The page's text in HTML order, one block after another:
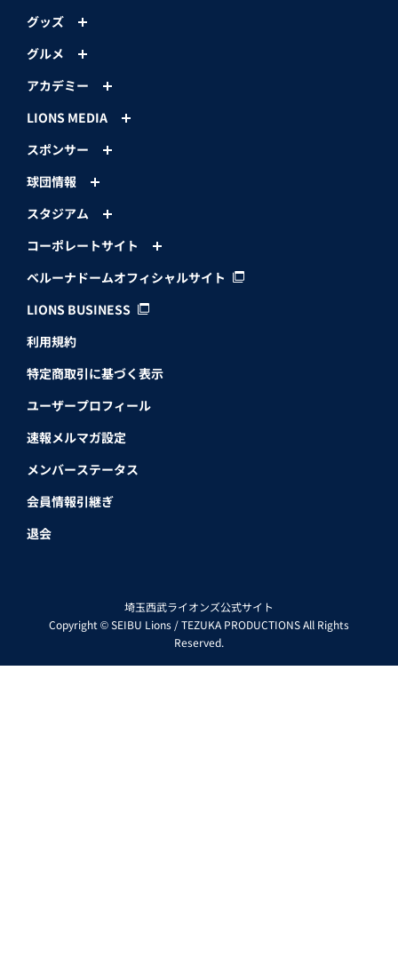
グッズ
グルメ
アカデミー
LIONS MEDIA
スポンサー
球団情報
スタジアム
コーポレートサイト
ベルーナドームオフィシャルサイト
LIONS BUSINESS
利用規約
特定商取引に基づく表示
ユーザープロフィール
速報メルマガ設定
メンバーステータス
会員情報引継ぎ
退会
埼玉西武ライオンズ公式サイト
Copyright © SEIBU Lions / TEZUKA PRODUCTIONS All Rights
Reserved.